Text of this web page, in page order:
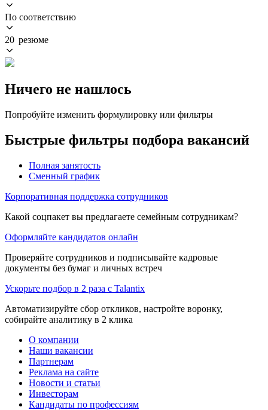
По соответствию
20 резюме
Ничего не нашлось
Попробуйте изменить формулировку или фильтры
Быстрые фильтры подбора вакансий
Полная занятость
Сменный график
Корпоративная поддержка сотрудников
Какой соцпакет вы предлагаете семейным сотрудникам?
Оформляйте кандидатов онлайн
Проверяйте сотрудников и подписывайте кадровые
документы без бумаг и личных встреч
Ускорьте подбор в 2 раза с Talantix
Автоматизируйте сбор откликов, настройте воронку,
собирайте аналитику в 2 клика
О компании
Наши вакансии
Партнерам
Реклама на сайте
Новости и статьи
Инвесторам
Кандидаты по профессиям